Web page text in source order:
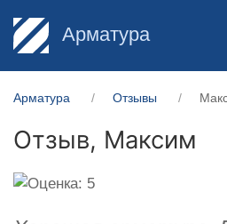
Арматура
Арматура Отзывы
Отзыв, Максим